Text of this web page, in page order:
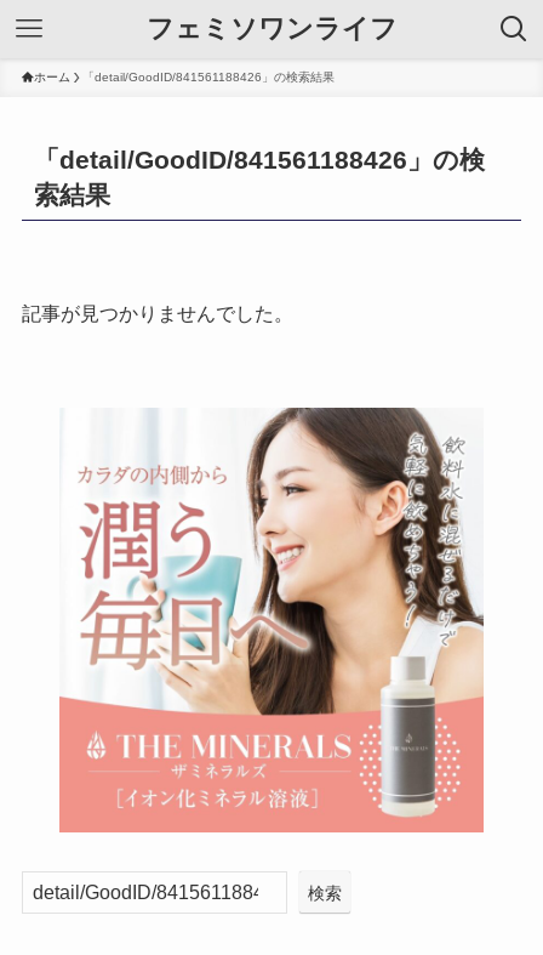
フェミソワンライフ
ホーム 「detail/GoodID/841561188426」の検索結果
「detail/GoodID/841561188426」の検
索結果
記事が見つかりませんでした。
検索